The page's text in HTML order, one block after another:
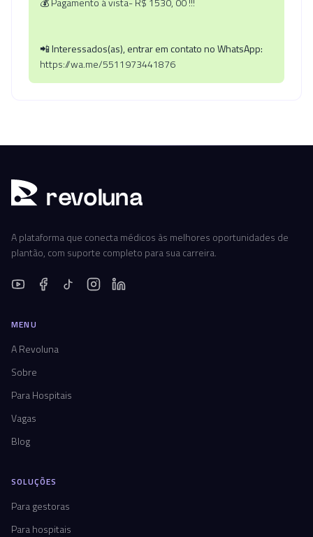
📲 Interessados(as), entrar em contato no WhatsApp:
https://wa.me/5511973441876
revoluna
A plataforma que conecta médicos às melhores oportunidades de
plantão, com suporte completo para sua carreira.
MENU
A Revoluna
Sobre
Para Hospitais
Vagas
Blog
SOLUÇÕES
Para gestoras
Para hospitais